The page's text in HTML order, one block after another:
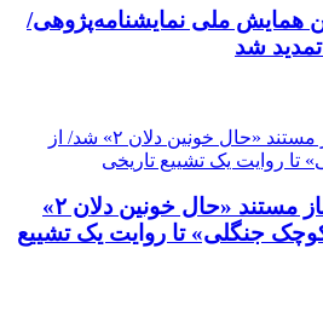
همایش ملی نمایشنامه‌پژوهی/
شد
محمد میرزمانی آهنگساز مستند «حال خونین دلان ۲»
جنگلی» تا روایت یک تشییع